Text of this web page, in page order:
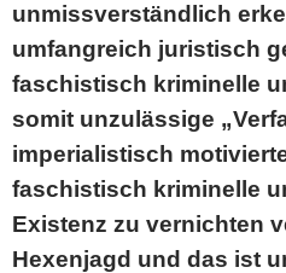
unmissverständlich
umfangreich juristisch
faschistisch kriminelle
somit unzulässige
imperialistisch
faschistisch kriminelle
Existenz zu vernichten
Hexenjagd und das ist